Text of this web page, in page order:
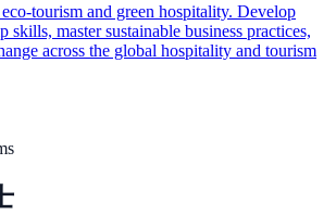
tourism and green hospitality. Develop
skills, master sustainable business practices,
across the global hospitality and tourism
s